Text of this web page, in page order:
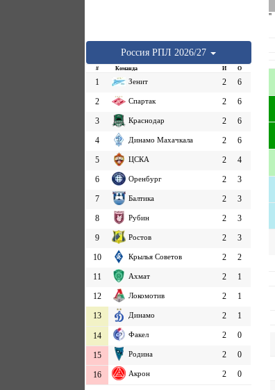
Россия РПЛ 2026/27
# Команда И О
1 Зенит 2
6
2
Спартак 2
6
3
Краснодар 2
6
4
Динамо Махачкала 2
6
5
ЦСКА 2
4
6
Оренбург 2
3
7
Балтика 2
3
8
Рубин 2
3
9
Ростов 2
3
10
Крылья Советов 2
2
11
Ахмат 2
1
12
Локомотив 2
1
13
Динамо 2 1
14 Факел 2 0
15 Родина 2 0
16 Акрон 2 0
''